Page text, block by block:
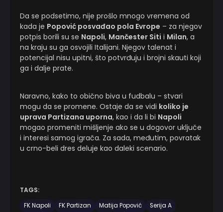
Da se podsetimo, nije prošlo mnogo vremena od
kada je Popović posvađao pola Evrope – za njegov
potpis borili su se Napoli, Mančester Siti i Milan, a
na kraju su ga osvojili Italijani. Njegov talenat i
potencijal nisu upitni, što potvrđuju i brojni skauti koji
ga i dalje prate.
Naravno, kako to obično biva u fudbalu – stvari
mogu da se promene. Ostaje da se vidi koliko je
uprava Partizana uporna, kao i da li bi Napoli
mogao promeniti mišljenje ako se u dogovor uključe
i interesi samog igrača. Za sada, međutim, povratak
u crno-beli dres deluje kao daleki scenario.
TAGS:
FK Napoli
FK Partizan Matija Popović
Serija A